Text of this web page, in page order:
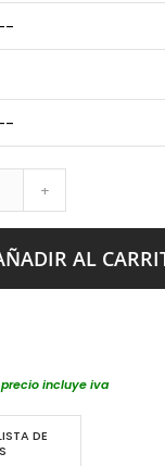
+
AL
incluye iva
DE